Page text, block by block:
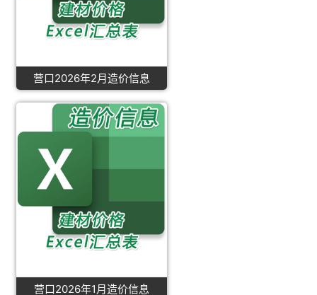
营口2026年2月造价信息
营口2026年1月造价信息